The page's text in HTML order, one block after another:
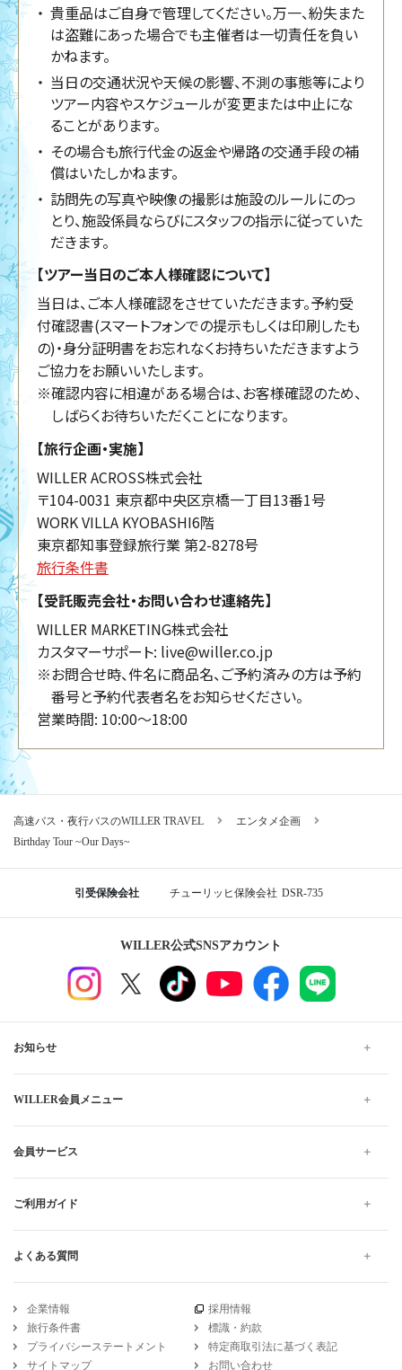
貴重品はご自身で管理してください。万一、紛失また
は盗難にあった場合でも主催者は一切責任を負い
かねます。
当日の交通状況や天候の影響、不測の事態等により
ツアー内容やスケジュールが変更または中止にな
ることがあります。
その場合も旅行代金の返金や帰路の交通手段の補
償はいたしかねます。
訪問先の写真や映像の撮影は施設のルールにのっ
とり、施設係員ならびにスタッフの指示に従っていた
だきます。
【ツアー当日のご本人様確認について】
当日は、ご本人様確認をさせていただきます。予約受
付確認書(スマートフォンでの提示もしくは印刷したも
の)・身分証明書をお忘れなくお持ちいただきますよう
ご協力をお願いいたします。
※確認内容に相違がある場合は、お客様確認のため、
しばらくお待ちいただくことになります。
【旅行企画・実施】
WILLER ACROSS株式会社
〒104-0031 東京都中央区京橋一丁目13番1号
WORK VILLA KYOBASHI6階
東京都知事登録旅行業 第2-8278号
旅行条件書
【受託販売会社・お問い合わせ連絡先】
WILLER MARKETING株式会社
カスタマーサポート: live@willer.co.jp
※お問合せ時、件名に商品名、ご予約済みの方は予約
番号と予約代表者名をお知らせください。
営業時間: 10:00～18:00
高速バス・夜行バスのWILLER TRAVEL
エンタメ企画
Birthday Tour ~Our Days~
引受保険会社 チューリッヒ保険会社 DSR-735
WILLER公式SNSアカウント
お知らせ
WILLER会員メニュー
会員サービス
ご利用ガイド
よくある質問
企業情報
採用情報
旅行条件書
標識・約款
プライバシーステートメント
特定商取引法に基づく表記
サイトマップ
お問い合わせ